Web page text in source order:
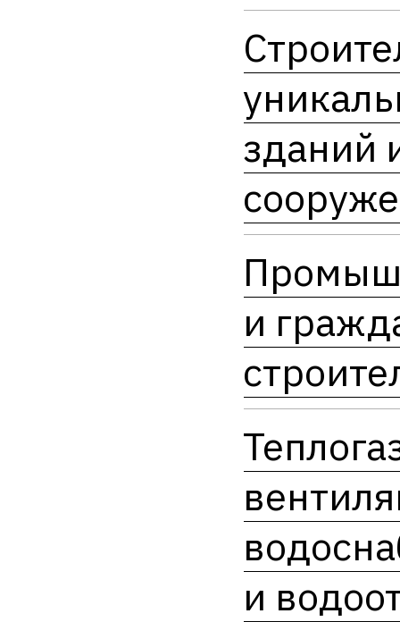
зданий
и
и